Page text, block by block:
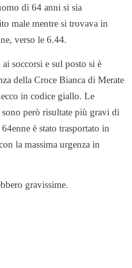
di 64 anni si sia
male mentre si trovava in
verso le 6.44.
soccorsi e sul posto si è
della Croce Bianca di Merate
in codice giallo. Le
però risultate più gravi di
è stato trasportato in
la massima urgenza in
gravissime.